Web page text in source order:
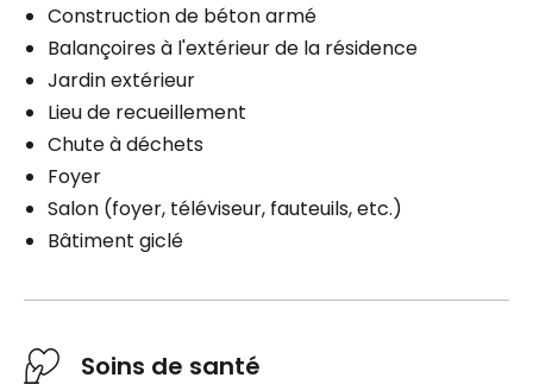
Construction de béton armé
Balançoires à l'extérieur de la résidence
Jardin extérieur
Lieu de recueillement
Chute à déchets
Foyer
Salon (foyer, téléviseur, fauteuils, etc.)
Bâtiment giclé
Soins de santé